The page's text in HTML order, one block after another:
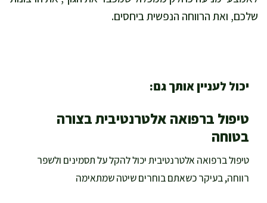
שלכם, ואת הרווחה הנפשית ביחסים.
יכול לעניין אותך גם:
טיפול ברפואה אלטרנטיבית בצורה
בטוחה
טיפול ברפואה אלטרנטיבית יכול להקל על תסמינים ולשפר
רווחה, בעיקר כשאתם בוחרים שיטה שמתאימה